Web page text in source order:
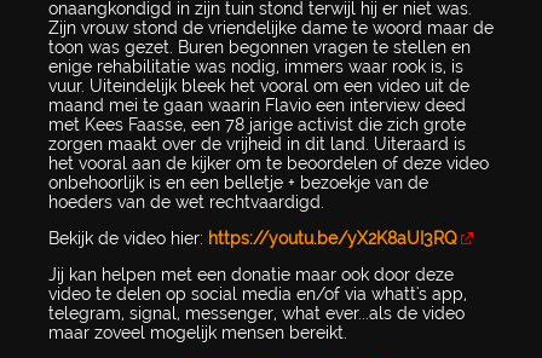
onaangkondigd in zijn tuin stond terwijl hij er niet was.
Zijn vrouw stond de vriendelijke dame te woord maar de
toon was gezet. Buren begonnen vragen te stellen en
enige rehabilitatie was nodig, immers waar rook is, is
vuur. Uiteindelijk bleek het vooral om een video uit de
maand mei te gaan waarin Flavio een interview deed
met Kees Faasse, een 78 jarige activist die zich grote
zorgen maakt over de vrijheid in dit land. Uiteraard is
het vooral aan de kijker om te beoordelen of deze video
onbehoorlijk is en een belletje + bezoekje van de
hoeders van de wet rechtvaardigd.
Bekijk de video hier: https://youtu.be/yX2K8aUI3RQ
Jij kan helpen met een donatie maar ook door deze
video te delen op social media en/of via whatt's app,
telegram, signal, messenger, what ever...als de video
maar zoveel mogelijk mensen bereikt.